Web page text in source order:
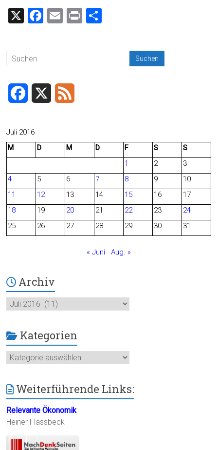
X
F
ok
E
Pr
c
b
o
Juli 2016
M
D M D F S
S
1
2
3
4
5 6 7 8 9
10
11
12 13 14 15 16
17
18
19 20 21 22 23
24
25
26 27 28 29 30 31
« Juni Aug. »
Archiv
Archiv
Kategorien
Kategorien
Weiterführende Links:
Relevante Ökonomik
Heiner Flassbeck